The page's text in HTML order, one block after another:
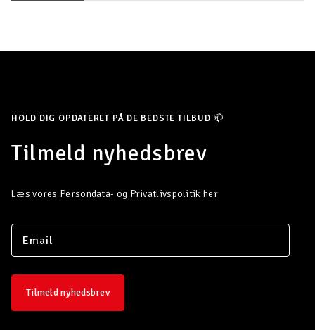
HOLD DIG OPDATERET PÅ DE BEDSTE TILBUD 📫
Tilmeld nyhedsbrev
Læs vores Persondata- og Privatlivspolitik her
Tilmeld nyhedsbrev